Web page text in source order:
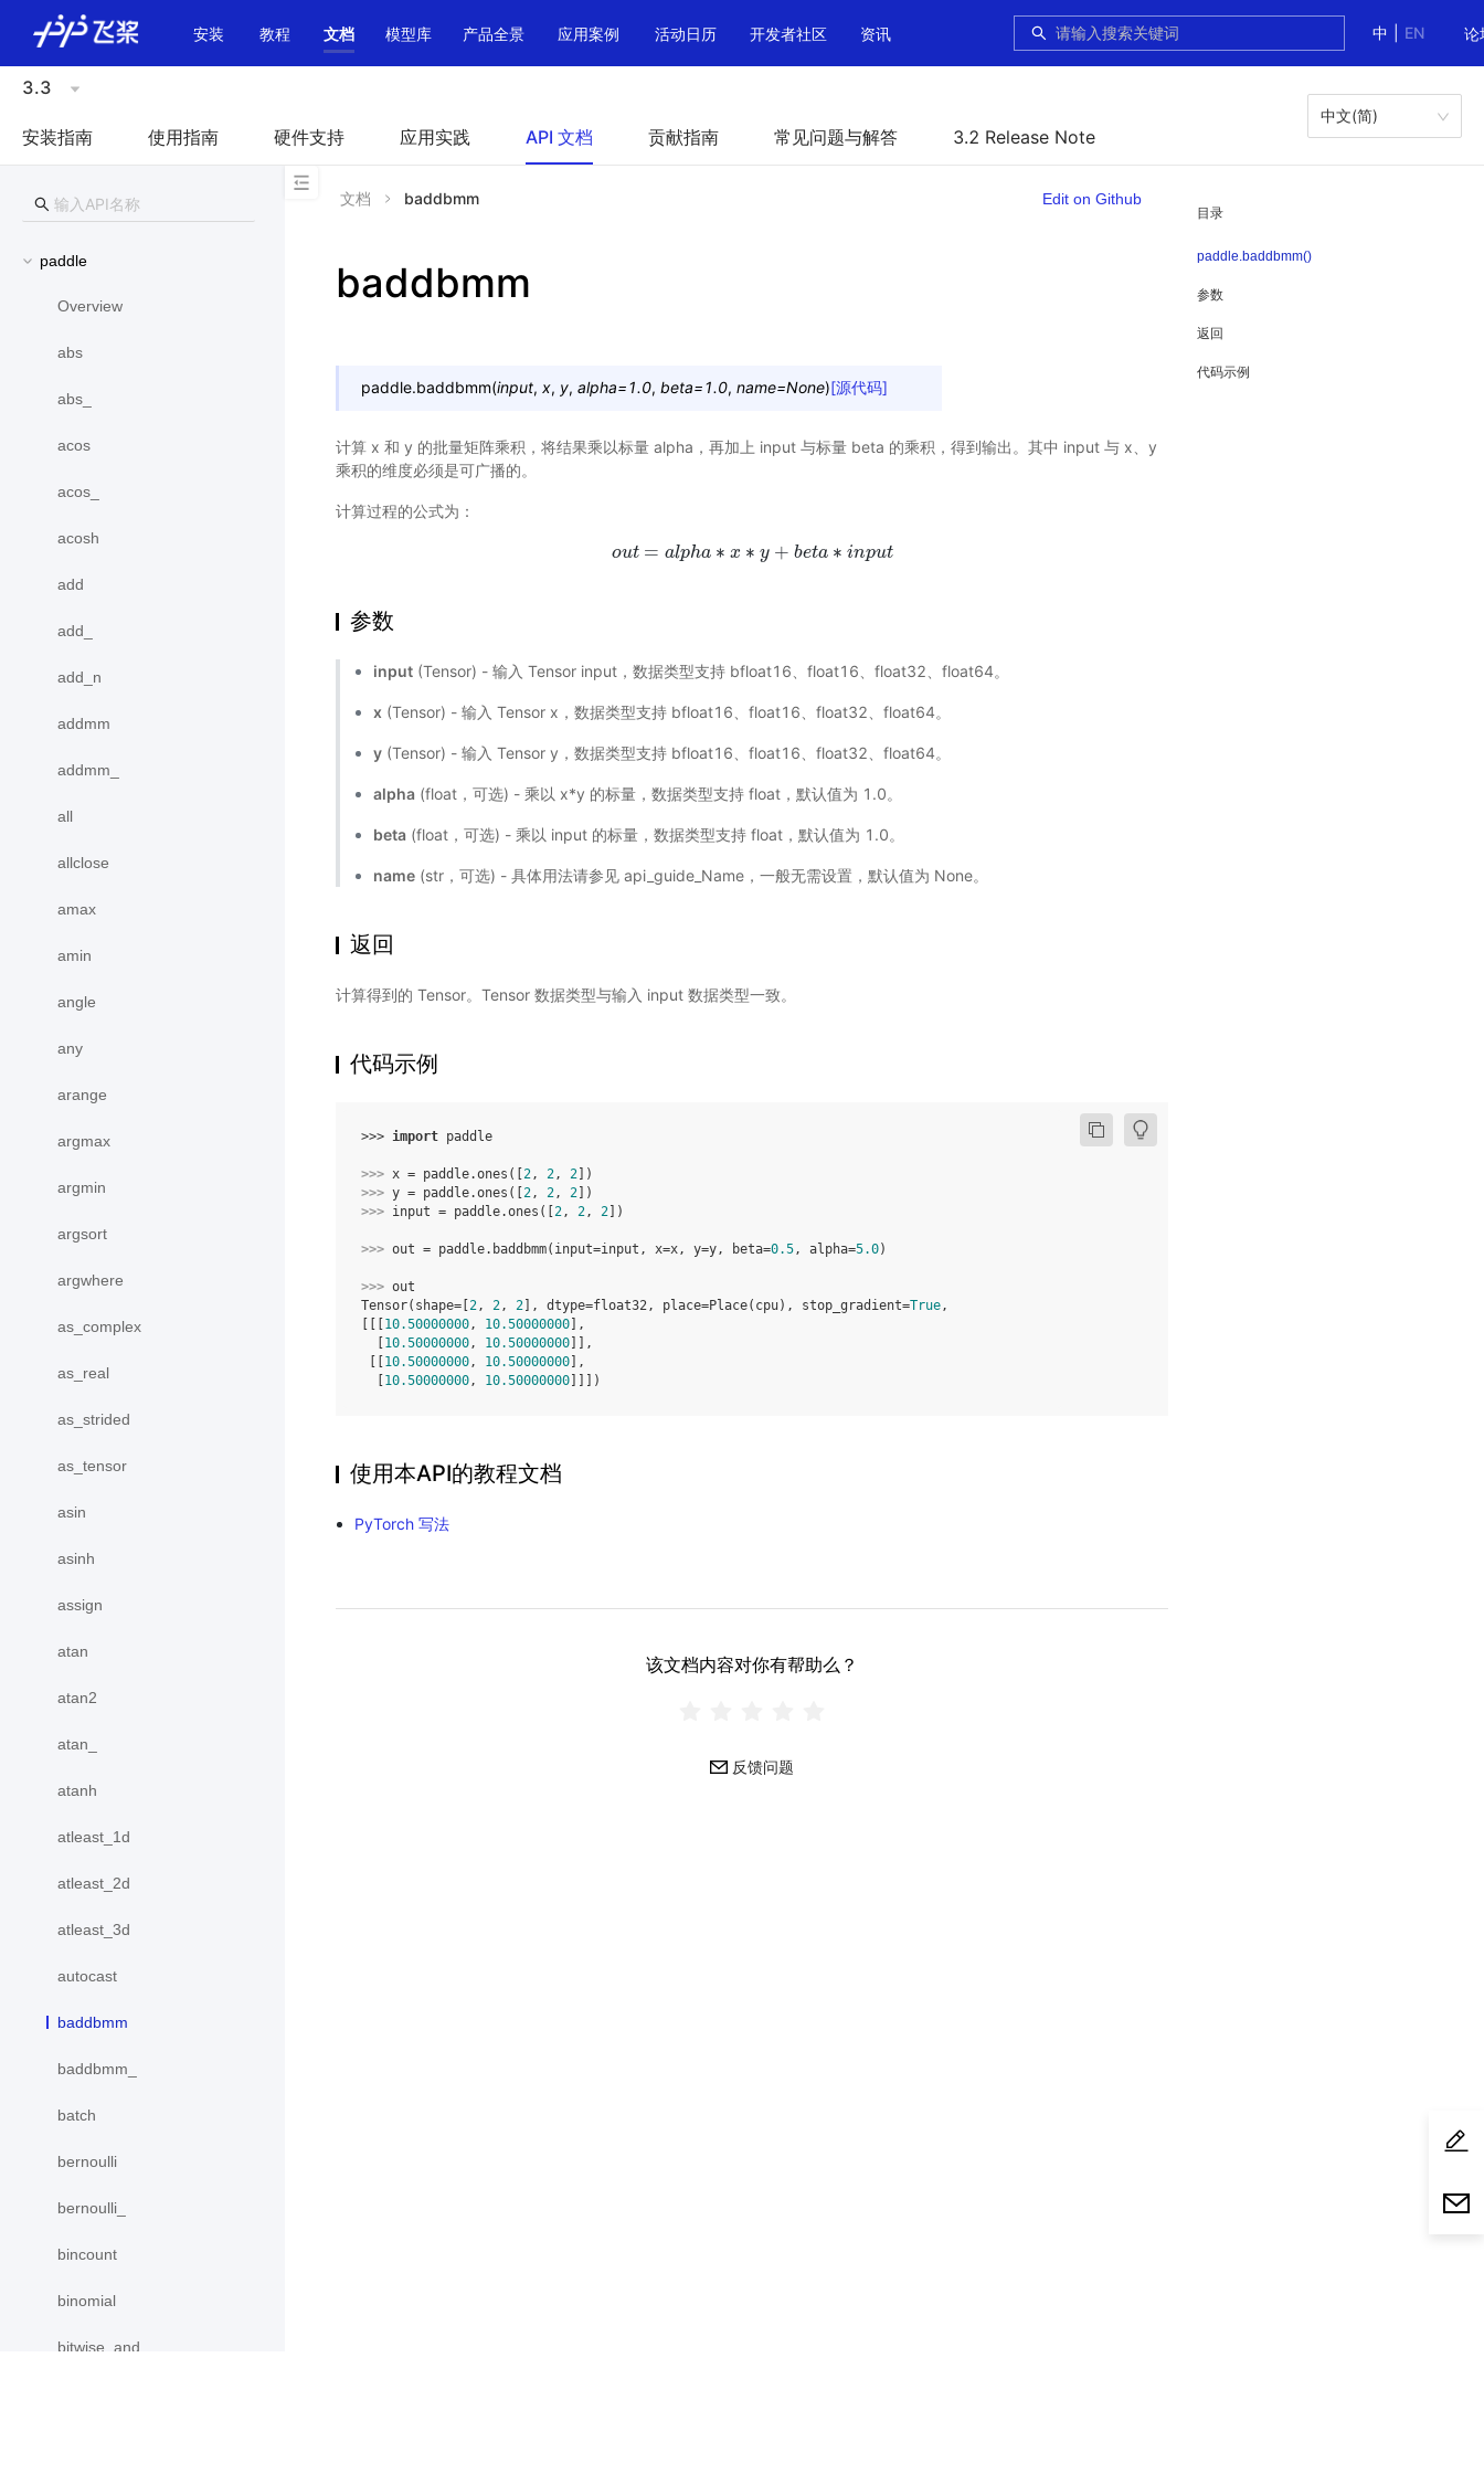
中
EN 论
安装 教程 文档 模型库 产品全景 应用案例 活动日历 开发者社区 资讯
3.3
安装指南 使用指南 硬件支持 应用实践 API 文档 贡献指南 常见问题与解答 3.2 Release Note
中文(简)
paddle
Overview
abs
abs_
acos
acos_
acosh
add
add_
add_n
addmm
addmm_
all
allclose
amax
amin
angle
any
arange
argmax
argmin
argsort
argwhere
as_complex
as_real
as_strided
as_tensor
asin
asinh
assign
atan
atan2
atan_
atanh
atleast_1d
atleast_2d
atleast_3d
autocast
baddbmm
baddbmm_
batch
bernoulli
bernoulli_
bincount
binomial
bitwise_and
目录
paddle.baddbmm()
参数
返回
代码示例
文档 baddbmm Edit on Github
baddbmm
paddle.baddbmm(input, x, y, alpha=1.0, beta=1.0, name=None)[源代码]
计算 x 和 y 的批量矩阵乘积，将结果乘以标量 alpha，再加上 input 与标量 beta 的乘积，得到输出。其中 input 与 x、y
乘积的维度必须是可广播的。
计算过程的公式为：
out = alpha ∗ x ∗ y + beta ∗ input
ou t=alph a∗x ∗ y+ be ta∗in p ut
参数
input (Tensor) - 输入 Tensor input，数据类型支持 bfloat16、float16、float32、float64。
x (Tensor) - 输入 Tensor x，数据类型支持 bfloat16、float16、float32、float64。
y (Tensor) - 输入 Tensor y，数据类型支持 bfloat16、float16、float32、float64。
alpha (float，可选) - 乘以 x*y 的标量，数据类型支持 float，默认值为 1.0。
beta (float，可选) - 乘以 input 的标量，数据类型支持 float，默认值为 1.0。
name (str，可选) - 具体用法请参见api_guide_Name ，一般无需设置，默认值为 None。
返回
计算得到的 Tensor。Tensor 数据类型与输入 input 数据类型一致。
代码示例
>>> import paddle
>>> x = paddle.ones ([ 2, 2, 2 ])
>>> y = paddle.ones ([ 2, 2, 2 ])
>>> input = paddle.ones ([ 2, 2, 2 ])
>>> out = paddle. baddbmm( input=input , x=x, y=y, beta=0.5, alpha=5.0)
>>> out
Tensor(shape=[ 2, 2, 2 ], dtype=float32, place=Place(cpu), stop_gradient=True,
10.50000000, 10.50000000 ],
10.50000000, 10.50000000 ]],
10.50000000, 10.50000000 ],
10.50000000, 10.50000000 ]]])
使用本API的教程文档
PyTorch 写法
该文档内容对你有帮助么？
反馈问题